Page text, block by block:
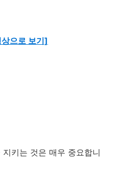
으로 보기]
키는 것은 매우 중요합니